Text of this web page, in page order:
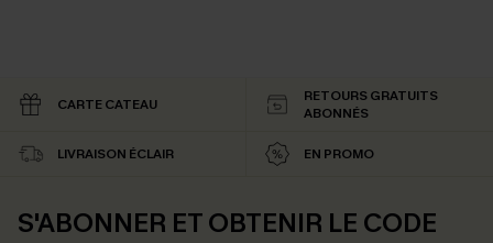
CARTE CATEAU
RETOURS GRATUITS
ABONNÉS
LIVRAISON ÉCLAIR EN PROMO
S'ABONNER ET OBTENIR LE CODE